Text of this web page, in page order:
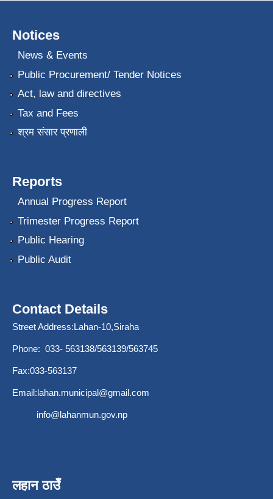
Notices
News & Events
Public Procurement/ Tender Notices
Act, law and directives
Tax and Fees
श्रम संसार प्रणाली
Reports
Annual Progress Report
Trimester Progress Report
Public Hearing
Public Audit
Contact Details
Street Address:Lahan-10,Siraha
Phone: 033- 563138/563139/563745
Fax:033-563137
Email:lahan.municipal@gmail.com
info@lahanmun.gov.np
लहान ठाउँ